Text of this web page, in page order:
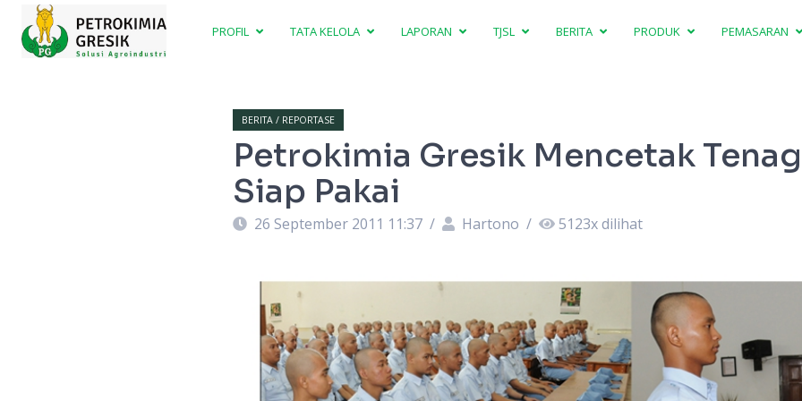
PROFIL TATA KELOLA LAPORAN TJSL BERITA PRODUK PEMASARAN
BERITA / REPORTASE
Petrokimia Gresik Mencetak
Siap Pakai
26 September 2011 11:37 / Hartono / 5123x dilihat